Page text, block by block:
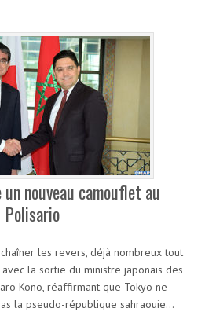
nouveau camouflet au
Polisario
les revers, déjà nombreux tout
la sortie du ministre japonais des
Kono, réaffirmant que Tokyo ne
la pseudo-république sahraouie…